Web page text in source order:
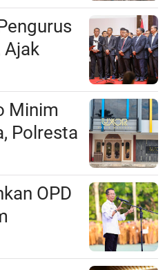
ke
di
Ajak
dan
Minim
Polresta
Hukum
OPD